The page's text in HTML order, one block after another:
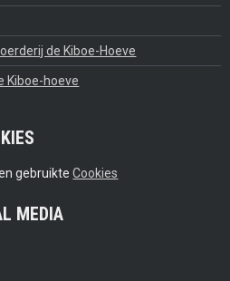
de Kiboe-Hoeve
Kiboe-hoeve
gebruikteCookies
MEDIA